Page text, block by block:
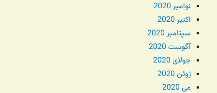
نوامبر 2020
اکتبر 2020
سپتامبر 2020
آگوست 2020
جولای 2020
ژوئن 2020
می 2020